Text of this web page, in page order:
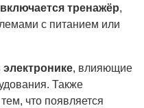
тренажёр,
с питанием или
, влияющие
Также
что появляется